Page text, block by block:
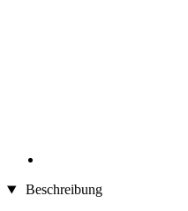
Beschreibung